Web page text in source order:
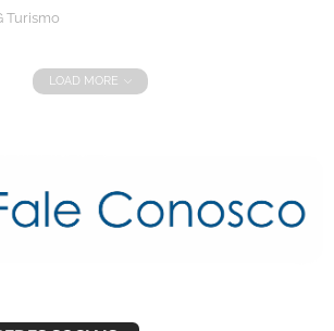
Turismo
LOAD MORE